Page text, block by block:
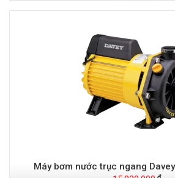
Máy bơm nước trục ngang